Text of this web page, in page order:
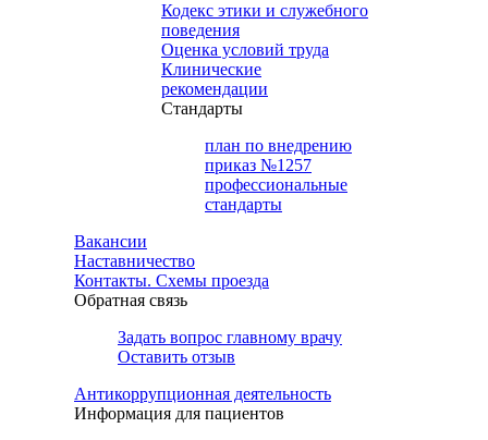
Кодекс этики и служебного
поведения
Оценка условий труда
Клинические
рекомендации
Cтандарты
план по внедрению
приказ №1257
профессиональные
стандарты
Вакансии
Наставничество
Контакты. Схемы проезда
Обратная связь
Задать вопрос главному врачу
Оставить отзыв
Антикоррупционная деятельность
Информация для пациентов